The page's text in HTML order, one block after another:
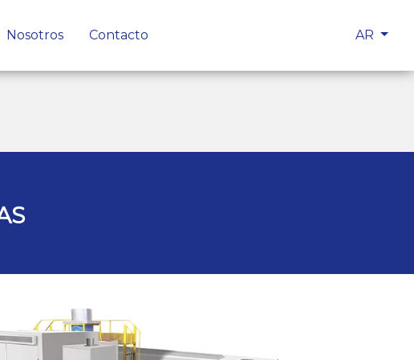
Nosotros Contacto AR